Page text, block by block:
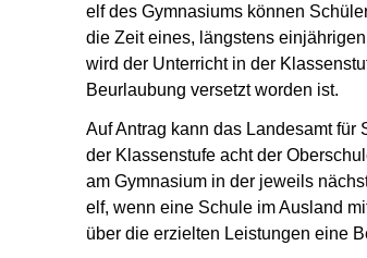
elf des Gymnasiums können
die Zeit eines, längstens
wird der Unterricht in der
Beurlaubung versetzt worden ist.
Auf Antrag kann das Landesamt
der Klassenstufe acht der
am Gymnasium in der jeweils
elf, wenn eine Schule im Ausland
über die erzielten Leistungen eine